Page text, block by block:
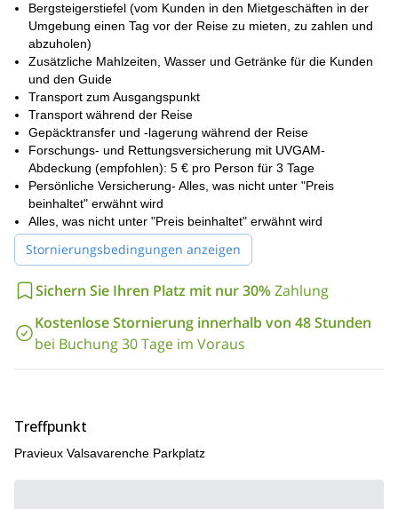
Am Tag 1werden wir 2 bis 3 Stunden damit verbringen, zur
Chabod-Hütte (2.710) hinaufzuwandern. Am Tag 2werden wir
den aufregenden Aufstieg zum Gipfel dieses schönen Berges
machen, bevor wir unseren Weg zurück nach unten antreten. Die
Kletterzeit sollte zwischen 8 und 10 Stunden dauern,
einschließlich des Abstiegs.
Der Gran Paradiso ist ein prächtiger Berg. Und aufgrund der
relativen Leichtigkeit, die mit dem Besteigen einhergeht, ist seine
Pracht leicht zugänglich. Bitte senden Sie uns eine Nachricht,
wenn Sie diesen erstaunlichen Gipfel besteigen möchten!
Wir bieten auch einen 2-tägigen Aufstieg
der an der Grenze zwischenItalienundSchweizliegt.
Bergsteigerstiefel (vom Kunden in den Mietgeschäften in der
Umgebung einen Tag vor der Reise zu mieten, zu zahlen und
abzuholen)
Zusätzliche Mahlzeiten, Wasser und Getränke für die Kunden
und den Guide
Transport zum Ausgangspunkt
Transport während der Reise
Gepäcktransfer und -lagerung während der Reise
Forschungs- und Rettungsversicherung mit UVGAM-
Abdeckung (empfohlen): 5 € pro Person für 3 Tage
Persönliche Versicherung- Alles, was nicht unter "Preis
beinhaltet" erwähnt wird
Alles, was nicht unter "Preis beinhaltet" erwähnt wird
Stornierungsbedingungen anzeigen
Sichern Sie Ihren Platz mit nur 30%Zahlung
Kostenlose Stornierung innerhalb von 48 Stunden
bei Buchung 30 Tage im Voraus
Treffpunkt
Pravieux Valsavarenche Parkplatz